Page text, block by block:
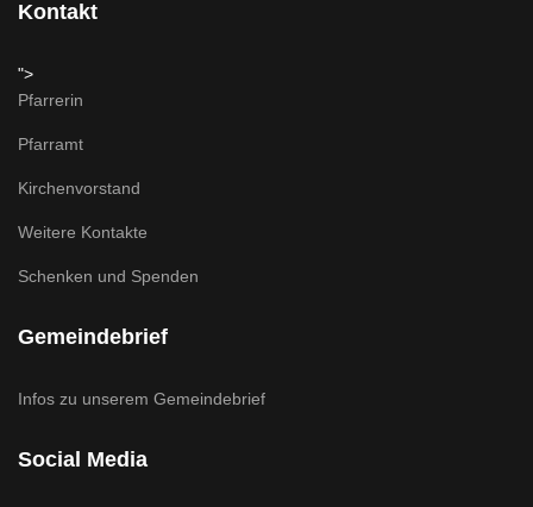
Kontakt
">
Pfarrerin
Pfarramt
Kirchenvorstand
Weitere Kontakte
Schenken und Spenden
Gemeindebrief
Infos zu unserem Gemeindebrief
Social Media